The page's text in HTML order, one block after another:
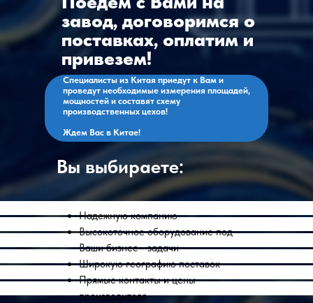
Вы выбираете:
завод, договоримся о
поставках, оплатим и
привезем!
Специалисты из Китая приедут к Вам и
проведут необходимые измерения площадей,
мощностей и составят схему
производственных цехов!
Ждем Вас в Китае!
Надежную компанию
Высокоточное оборудование под
Ваши бизнес - задачи
Широкую географию поставок
Прямые контакты и цены
производителя
Политика
конфиденциальности
contact@antway.ru
cnc@antway.ru
ООО "Антвэй"
ИНН: 972718613
ОГРН: 1257700266790